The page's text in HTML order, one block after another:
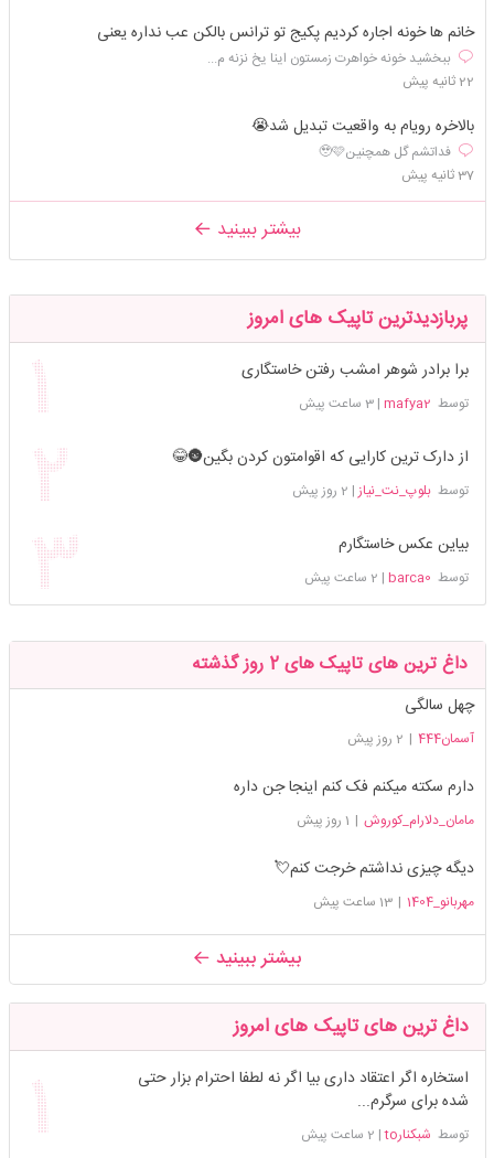
خانم ها خونه اجاره کردیم پکیج تو ترانس بالکن عب نداره یعنی
ببخشید خونه خواهرت زمستون اینا یخ نزنه م...
22 ثانیه پیش
بالاخره رویام به واقعیت تبدیل شد😭
فداتشم گل همچنین🥹🩷
37 ثانیه پیش
بیشتر ببینید
پربازدیدترین تاپیک های امروز
برا برادر شوهر امشب رفتن خاستگاری
توسط mafya2
|3 ساعت پیش
از دارک ترین کارایی که اقوامتون کردن بگین🌚😂
توسطبلوپ_نت_نیاز | 2 روز پیش
بیاین عکس خاستگارم
توسط barca0
| 2 ساعت پیش
داغ ترین های تاپیک های 2 روز گذشته
چهل سالگی
آسمان444 | 2 روز پیش
دارم سکته میکنم فک کنم اینجا جن داره
مامان_دلارام_کوروش | 1 روز پیش
دیگه چیزی نداشتم خرجت کنم💘
مهربانو_1404 | 13 ساعت پیش
بیشتر ببینید
داغ ترین های تاپیک های امروز
استخاره اگر اعتقاد داری بیا اگر نه لطفا احترام بزار حتی
شده برای سرگرم...
توسط شبکنارto | 2 ساعت پیش